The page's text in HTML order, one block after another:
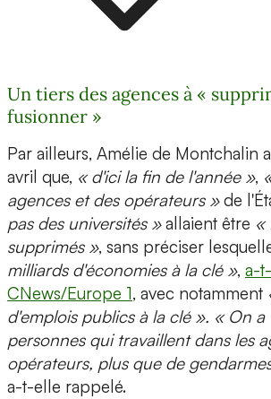
Un tiers des agences à «
fusionner »
Par ailleurs, Amélie de Montchalin
avril que, « d'ici la fin de l'année »,
agences et des opérateurs »de
pas des universités »allaient être «
supprimés », sans préciser
milliards d'économies à la clé », a-
CNews/Europe 1, avec notamment
d'emplois publics à la clé ». « On
personnes qui travaillent dans les
opérateurs, plus que de
a-t-elle rappelé.